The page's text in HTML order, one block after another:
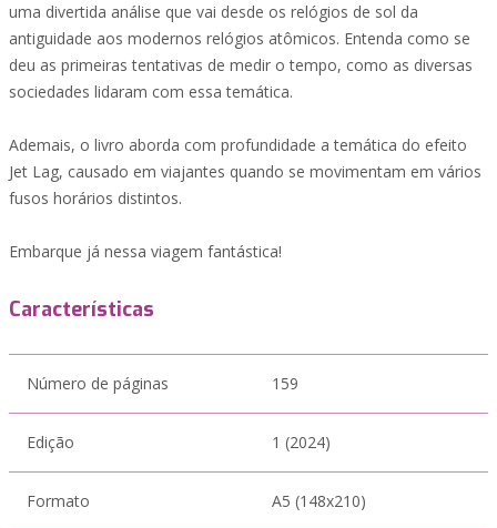
uma divertida análise que vai desde os relógios de sol da
antiguidade aos modernos relógios atômicos. Entenda como se
deu as primeiras tentativas de medir o tempo, como as diversas
sociedades lidaram com essa temática.
Ademais, o livro aborda com profundidade a temática do efeito
Jet Lag, causado em viajantes quando se movimentam em vários
fusos horários distintos.
Embarque já nessa viagem fantástica!
Características
Número de páginas 159
Edição 1 (2024)
Formato A5 (148x210)